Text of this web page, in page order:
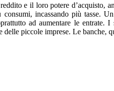
e il loro potere d’acquisto,
incassando più tasse.
ad aumentare le
piccole imprese. Le banche,